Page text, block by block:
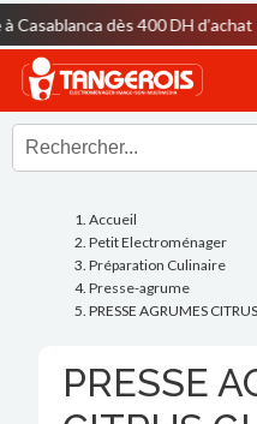
dès 400 DH d’achat !
Accueil
Petit Electroménager
Préparation Culinaire
Presse-agrume
PRESSE AGRUMES
PRESSE